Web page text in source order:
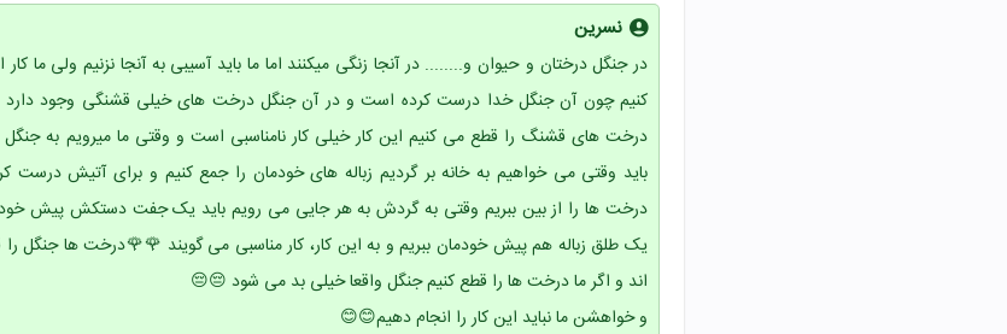
نسرین
در جنگل درختان و حیوان و........ در آنجا زنگی میکنند اما ما باید آسیبی به آنجا نزنیم ولی ما
کنیم چون آن جنگل خدا درست کرده است و در آن جنگل درخت های خیلی قشنگی وجود
درخت های قشنگ را قطع می کنیم این کار خیلی کار نامناسبی است و وقتی ما میرویم به
باید وقتی می خواهیم به خانه بر گردیم زباله های خودمان را جمع کنیم و برای آتیش درست
درخت ها را از بین ببریم وقتی به گردش به هر جایی می رویم باید یک جفت دستکش پیش
یک طلق زباله هم پیش خودمان ببریم و به این کار، کار مناسبی می گویند 🌹🌹درخت ها جنگل
اند و اگر ما درخت ها را قطع کنیم جنگل واقعا خیلی بد می شود 😔😔
و خواهشن ما نباید این کار را انجام دهیم😊😊